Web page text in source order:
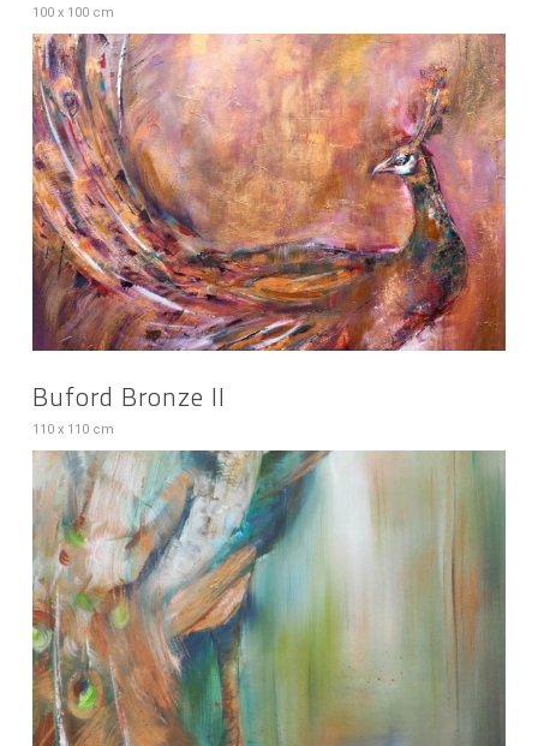
100 x 100 cm
Buford Bronze II
110 x 110 cm